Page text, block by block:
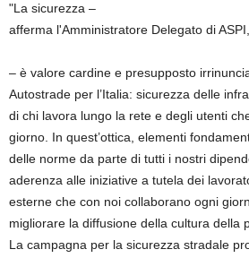
"La sicurezza –
afferma l'Amministratore Delegato di
– è valore cardine e presupposto
Autostrade per l’Italia: sicurezza delle
di chi lavora lungo la rete e degli utenti
giorno. In quest’ottica, elementi
delle norme da parte di tutti i nostri
aderenza alle iniziative a tutela dei
esterne che con noi collaborano ogni
migliorare la diffusione della cultura della
La campagna per la sicurezza stradale